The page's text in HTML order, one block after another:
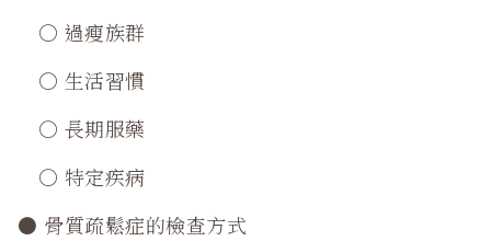
○ 過瘦族群
○ 生活習慣
○ 長期服藥
○ 特定疾病
● 骨質疏鬆症的檢查方式